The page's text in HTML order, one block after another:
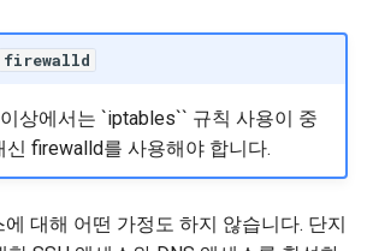
firewalld
상에서는 `iptables`` 규칙 사용이 중
신 firewalld를 사용해야 합니다.
대해 어떤 가정도 하지 않습니다. 단지